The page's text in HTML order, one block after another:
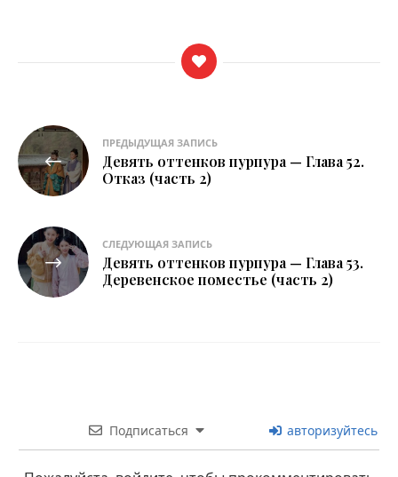
Навигация
по
записям
ПРЕДЫДУЩАЯ ЗАПИСЬ
Девять оттенков пурпура — Глава 52.
Отказ (часть 2)
СЛЕДУЮЩАЯ ЗАПИСЬ
Девять оттенков пурпура — Глава 53.
Деревенское поместье (часть 2)
Подписаться авторизуйтесь